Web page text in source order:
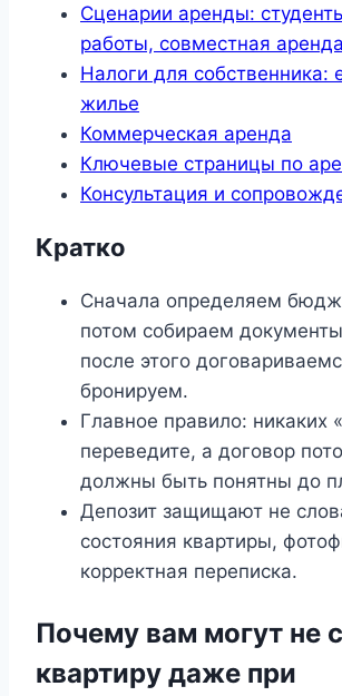
Сценарии аренды:
работы, совместная аренда
Налоги для собственника:
жилье
Коммерческая аренда
Ключевые страницы по
Консультация и
Кратко
Сначала определяем
потом собираем
после этого
бронируем.
Главное правило: никаких
переведите, а договор
должны быть понятны до
Депозит защищают не
состояния квартиры,
корректная переписка.
Почему вам могут не
квартиру даже при